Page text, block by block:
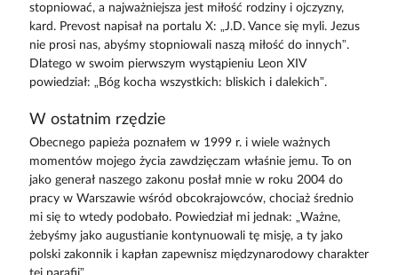
stopniować, a najważniejsza jest miłość rodziny i ojczyzny,
kard. Prevost napisał na portalu X: „J.D. Vance się myli. Jezus
nie prosi nas, abyśmy stopniowali naszą miłość do innych”.
Dlatego w swoim pierwszym wystąpieniu Leon XIV
powiedział: „Bóg kocha wszystkich: bliskich i dalekich”.
W ostatnim rzędzie
Obecnego papieża poznałem w 1999 r. i wiele ważnych
momentów mojego życia zawdzięczam właśnie jemu. To on
jako generał naszego zakonu posłał mnie w roku 2004 do
pracy w Warszawie wśród obcokrajowców, chociaż średnio
mi się to wtedy podobało. Powiedział mi jednak: „Ważne,
żebyśmy jako augustianie kontynuowali tę misję, a ty jako
polski zakonnik i kapłan zapewnisz międzynarodowy charakter